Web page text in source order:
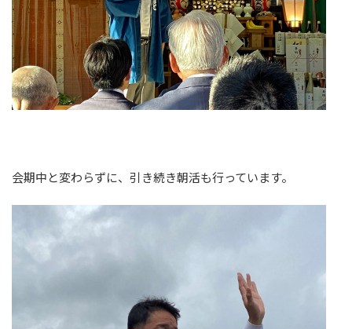
会期中と変わらずに、引き続き朝活も行っています。